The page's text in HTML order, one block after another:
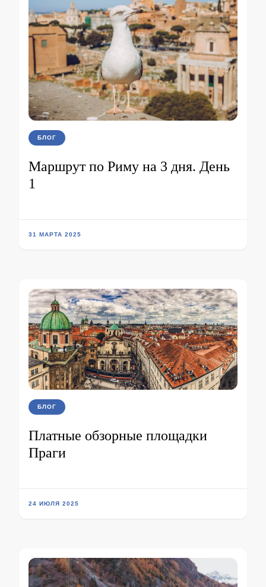
БЛОГ
Маршрут по Риму на 3 дня. День
1
31 МАРТА 2025
БЛОГ
Платные обзорные площадки
Праги
24 ИЮЛЯ 2025